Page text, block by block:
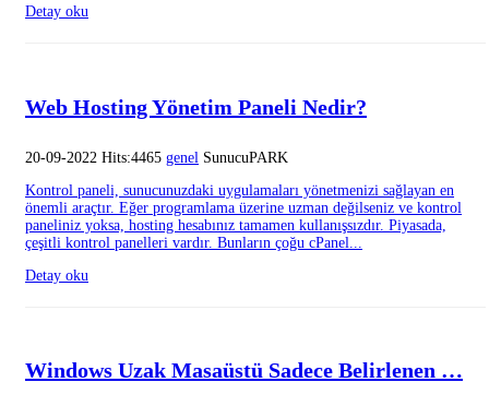
Detay oku
Web Hosting Yönetim Paneli Nedir?
20-09-2022 Hits:4465 genel SunucuPARK
Kontrol paneli, sunucunuzdaki uygulamaları yönetmenizi sağlayan en
önemli araçtır. Eğer programlama üzerine uzman değilseniz ve kontrol
paneliniz yoksa, hosting hesabınız tamamen kullanışsızdır. Piyasada,
çeşitli kontrol panelleri vardır. Bunların çoğu cPanel...
Detay oku
Windows Uzak Masaüstü Sadece Belirlenen …